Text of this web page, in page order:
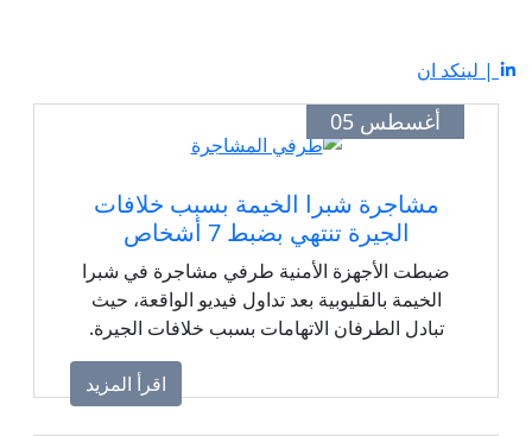
| لينكد ان
أغسطس 05
مشاجرة شبرا الخيمة بسبب خلافات
الجيرة تنتهي بضبط 7 أشخاص
ضبطت الأجهزة الأمنية طرفي مشاجرة في شبرا
الخيمة بالقليوبية بعد تداول فيديو الواقعة، حيث
تبادل الطرفان الاتهامات بسبب خلافات الجيرة.
اقرأ المزيد